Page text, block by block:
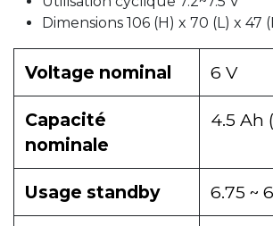
Dimensions 106 (H) x 70 (L) x 47
Voltage nominal 6 V
Capacité
nominale
4.5 Ah
Usage standby 6.75 ~